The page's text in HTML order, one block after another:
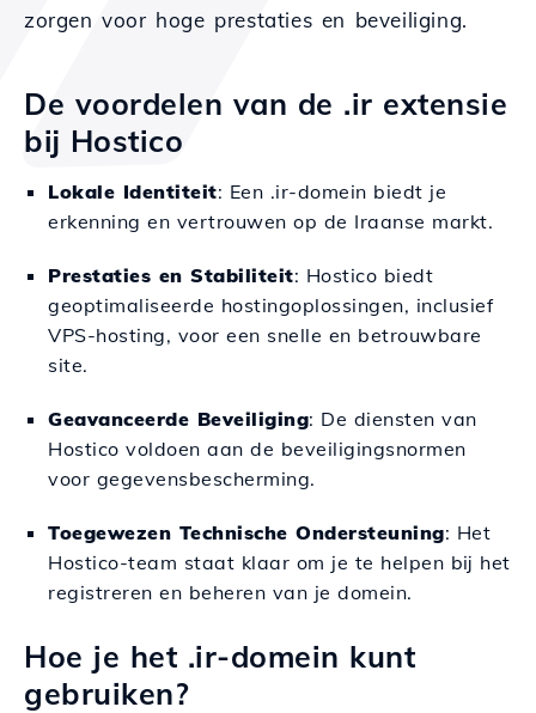
zorgen voor hoge prestaties en beveiliging.
De voordelen van de .ir extensie
bij Hostico
Lokale Identiteit: Een .ir-domein biedt je
erkenning en vertrouwen op de Iraanse markt.
Prestaties en Stabiliteit: Hostico biedt
geoptimaliseerde hostingoplossingen, inclusief
VPS-hosting, voor een snelle en betrouwbare
site.
Geavanceerde Beveiliging: De diensten van
Hostico voldoen aan de beveiligingsnormen
voor gegevensbescherming.
Toegewezen Technische Ondersteuning: Het
Hostico-team staat klaar om je te helpen bij het
registreren en beheren van je domein.
Hoe je het .ir-domein kunt
gebruiken?